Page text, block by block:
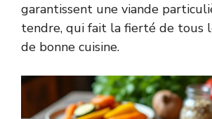
garantissent une viande
tendre, qui fait la fierté de tous
de bonne cuisine.